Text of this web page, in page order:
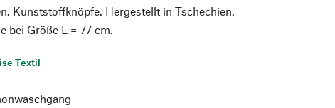
Kunststoffknöpfe. Hergestellt in Tschechien.
bei Größe L = 77 cm.
Textil